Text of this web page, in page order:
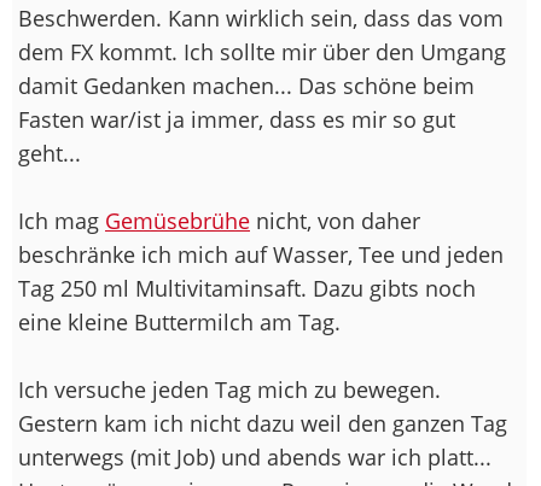
Beschwerden. Kann wirklich sein, dass das vom
dem FX kommt. Ich sollte mir über den Umgang
damit Gedanken machen... Das schöne beim
Fasten war/ist ja immer, dass es mir so gut
geht...
Ich mag Gemüsebrühe nicht, von daher
beschränke ich mich auf Wasser, Tee und jeden
Tag 250 ml Multivitaminsaft. Dazu gibts noch
eine kleine Buttermilch am Tag.
Ich versuche jeden Tag mich zu bewegen.
Gestern kam ich nicht dazu weil den ganzen Tag
unterwegs (mit Job) und abends war ich platt...